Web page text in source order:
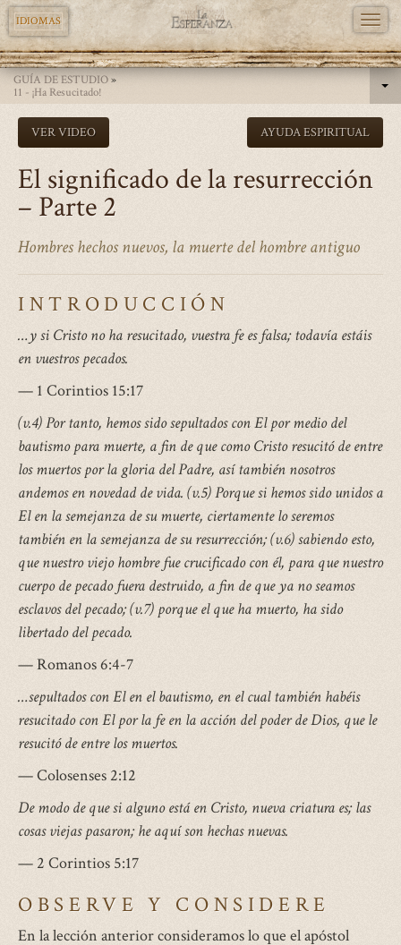
Pasar
contenido
principal
IDIOMAS
GUÍA DE ESTUDIO»
11 - ¡Ha Resucitado!
VER VIDEO AYUDA ESPIRITUAL
El significado de la resurrección
– Parte 2
Hombres hechos nuevos, la muerte del hombre antiguo
INTRODUCCIÓN
…y si Cristo no ha resucitado, vuestra fe es falsa; todavía estáis
en vuestros pecados.
— 1 Corintios 15:17
(v.4) Por tanto, hemos sido sepultados con El por medio del
bautismo para muerte, a fin de que como Cristo resucitó de entre
los muertos por la gloria del Padre, así también nosotros
andemos en novedad de vida. (v.5) Porque si hemos sido unidos a
El en la semejanza de su muerte, ciertamente lo seremos
también en la semejanza de su resurrección; (v.6) sabiendo esto,
que nuestro viejo hombre fue crucificado con él, para que nuestro
cuerpo de pecado fuera destruido, a fin de que ya no seamos
esclavos del pecado; (v.7) porque el que ha muerto, ha sido
libertado del pecado.
— Romanos 6:4-7
…sepultados con El en el bautismo, en el cual también habéis
resucitado con El por la fe en la acción del poder de Dios, que le
resucitó de entre los muertos.
— Colosenses 2:12
De modo de que si alguno está en Cristo, nueva criatura es; las
cosas viejas pasaron; he aquí son hechas nuevas.
— 2 Corintios 5:17
OBSERVE Y CONSIDERE
En la lección anterior consideramos lo que el apóstol